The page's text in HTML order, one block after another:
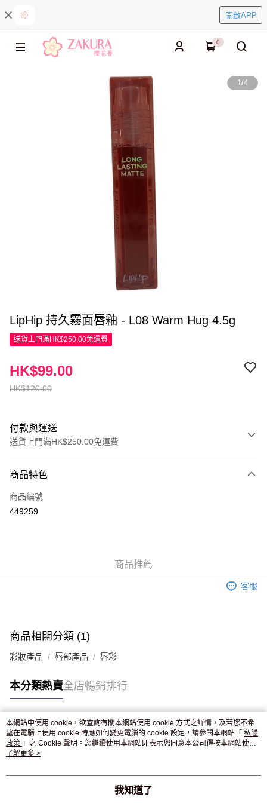
開啟APP
0
1/4
LipHip 持久霧面唇釉 - L08 Warm Hug 4.5g
送貨上門滿HK$250.00免運費
HK$120.00
HK$99.00
付款與運送
送貨上門滿HK$250.00免運費
信用卡
Apple Pay
付款後門市自取，訂單確認後2-4個工作天到店，7天內取。逾期後
商品特色
商品編號
449259
商品推薦
客服
商品相關分類 (1)
彩妝產品 唇部產品 唇彩
本分類熱賣全店暢銷排行
熱門標籤
熱銷排行
本網站中使用 cookie，欲查詢有關本網站使用 cookie 方式之詳情，及若您不希
望在電腦上使用 cookie 時應如何變更電腦的 cookie 設定，請參閱本網站「 私隱
政策 」之 Cookie 聲明。您繼續使用本網站即表示您同意本公司得按本網站使用
條款之 Cookie 聲明使用 cookie。
了解更多 >
我知道了